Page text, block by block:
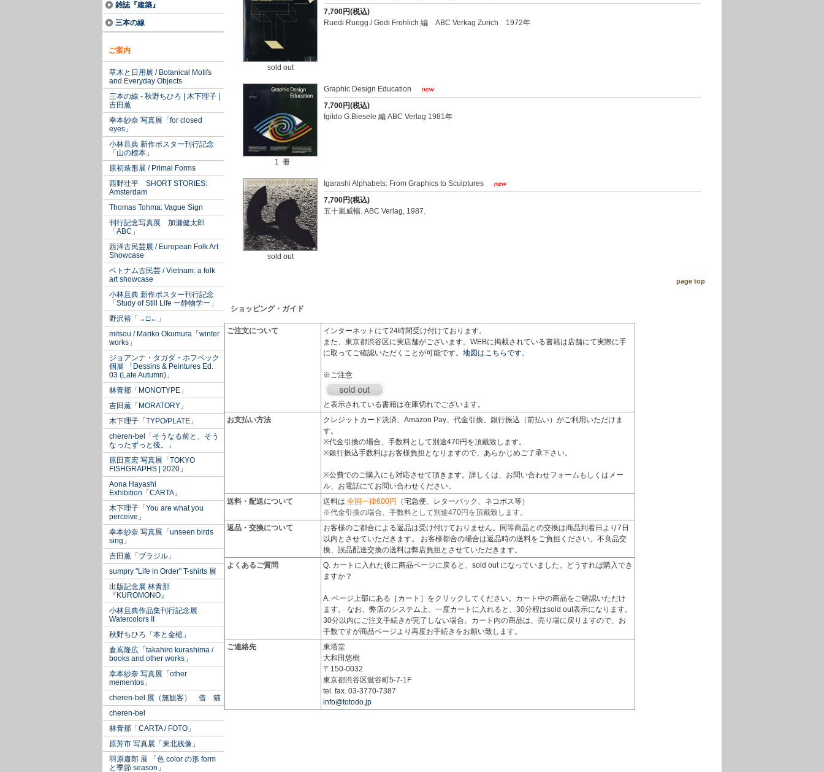
雑誌『建築』
三本の線
ご案内
草木と日用展 / Botanical Motifs
and Everyday Objects
三本の線 - 秋野ちひろ | 木下理子 |
吉田薫
幸本紗奈 写真展「for closed
eyes」
小林且典 新作ポスター刊行記念
「山の標本」
原初造形展 / Primal Forms
西野壮平 SHORT STORIES:
Amsterdam
Thomas Tohma: Vague Sign
刊行記念写真展 加瀬健太郎
「ABC」
西洋古民芸展 / European Folk Art
Showcase
ベトナム古民芸 / Vietnam: a folk
art showcase
小林且典 新作ポスター刊行記念
「Study of Still Life ー静物学ー」
野沢裕「→□←」
mitsou / Mariko Okumura「winter
works」
ジョアンナ・タガダ・ホフベック
個展 「Dessins & Peintures Ed.
03 (Late Autumn)」
林青那「MONOTYPE」
吉田薫「MORATORY」
木下理子「TYPO/PLATE」
cheren-bel「そうなる前と、そう
なったずっと後。」
原田直宏 写真展「TOKYO
FISHGRAPHS | 2020」
Aona Hayashi
Exhibition「CARTA」
木下理子「You are what you
perceive」
幸本紗奈 写真展「unseen birds
sing」
吉田薫「ブラジル」
sumpry "Life in Order" T-shirts 展
出版記念展 林青那
『KUROMONO』
小林且典作品集刊行記念展
Watercolors II
秋野ちひろ「本と金槌」
倉嶌隆広「takahiro kurashima /
books and other works」
幸本紗奈 写真展「other
mementos」
cheren-bel 展（無観客） 借 猫
cheren-bel
林青那「CARTA / FOTO」
原芳市 写真展「東北残像」
羽原肅郎 展 「色 color の形 form
と季節 season」
sold out
7,700円(税込)
Ruedi Ruegg / Godi Frohlich 編 ABC Verkag Zurich 1972年
1 冊
Graphic Design Education
7,700円(税込)
Igildo G.Biesele 編 ABC Verlag 1981年
sold out
Igarashi Alphabets: From Graphics to Sculptures
7,700円(税込)
五十嵐威暢. ABC Verlag, 1987.
page top
ショッピング・ガイド
ご注文について
インターネットにて24時間受け付けております。
また、東京都渋谷区に実店舗がございます。WEBに掲載されている書籍は店舗にて実際に手
に取ってご確認いただくことが可能です。 地図はこちらです。
※ご注意
と表示されている書籍は在庫切れでございます。
お支払い方法
クレジットカード決済、Amazon Pay、代金引換、銀行振込（前払い）がご利用いただけま
す。
※代金引換の場合、手数料として別途470円を頂戴致します。
※銀行振込手数料はお客様負担となりますので、あらかじめご了承下さい。
※公費でのご購入にも対応させて頂きます。詳しくは、お問い合わせフォームもしくはメー
ル、お電話にてお問い合わせください。
送料・配送について
送料は 全国一律600円
（宅急便、レターパック、ネコポス等）
※代金引換の場合、手数料として別途470円を頂戴致します。
返品・交換について
お客様のご都合による返品は受け付けておりません。同等商品との交換は商品到着日より7日
以内とさせていただきます。 お客様都合の場合は返品時の送料をご負担ください。不良品交
換、誤品配送交換の送料は弊店負担とさせていただきます。
よくあるご質問
Q. カートに入れた後に商品ページに戻ると、sold out になっていました。どうすれば購入でき
ますか？
A. ページ上部にある［カート］をクリックしてください。カート中の商品をご確認いただけ
ます。 なお、弊店のシステム上、一度カートに入れると、30分程はsold out表示になります。
30分以内にご注文手続きが完了しない場合、カート内の商品は、売り場に戻りますので、お
手数ですが商品ページより再度お手続きをお願い致します。
ご連絡先
東塔堂
大和田悠樹
〒150-0032
東京都渋谷区鴬谷町5-7-1F
tel. fax. 03-3770-7387
info@totodo.jp